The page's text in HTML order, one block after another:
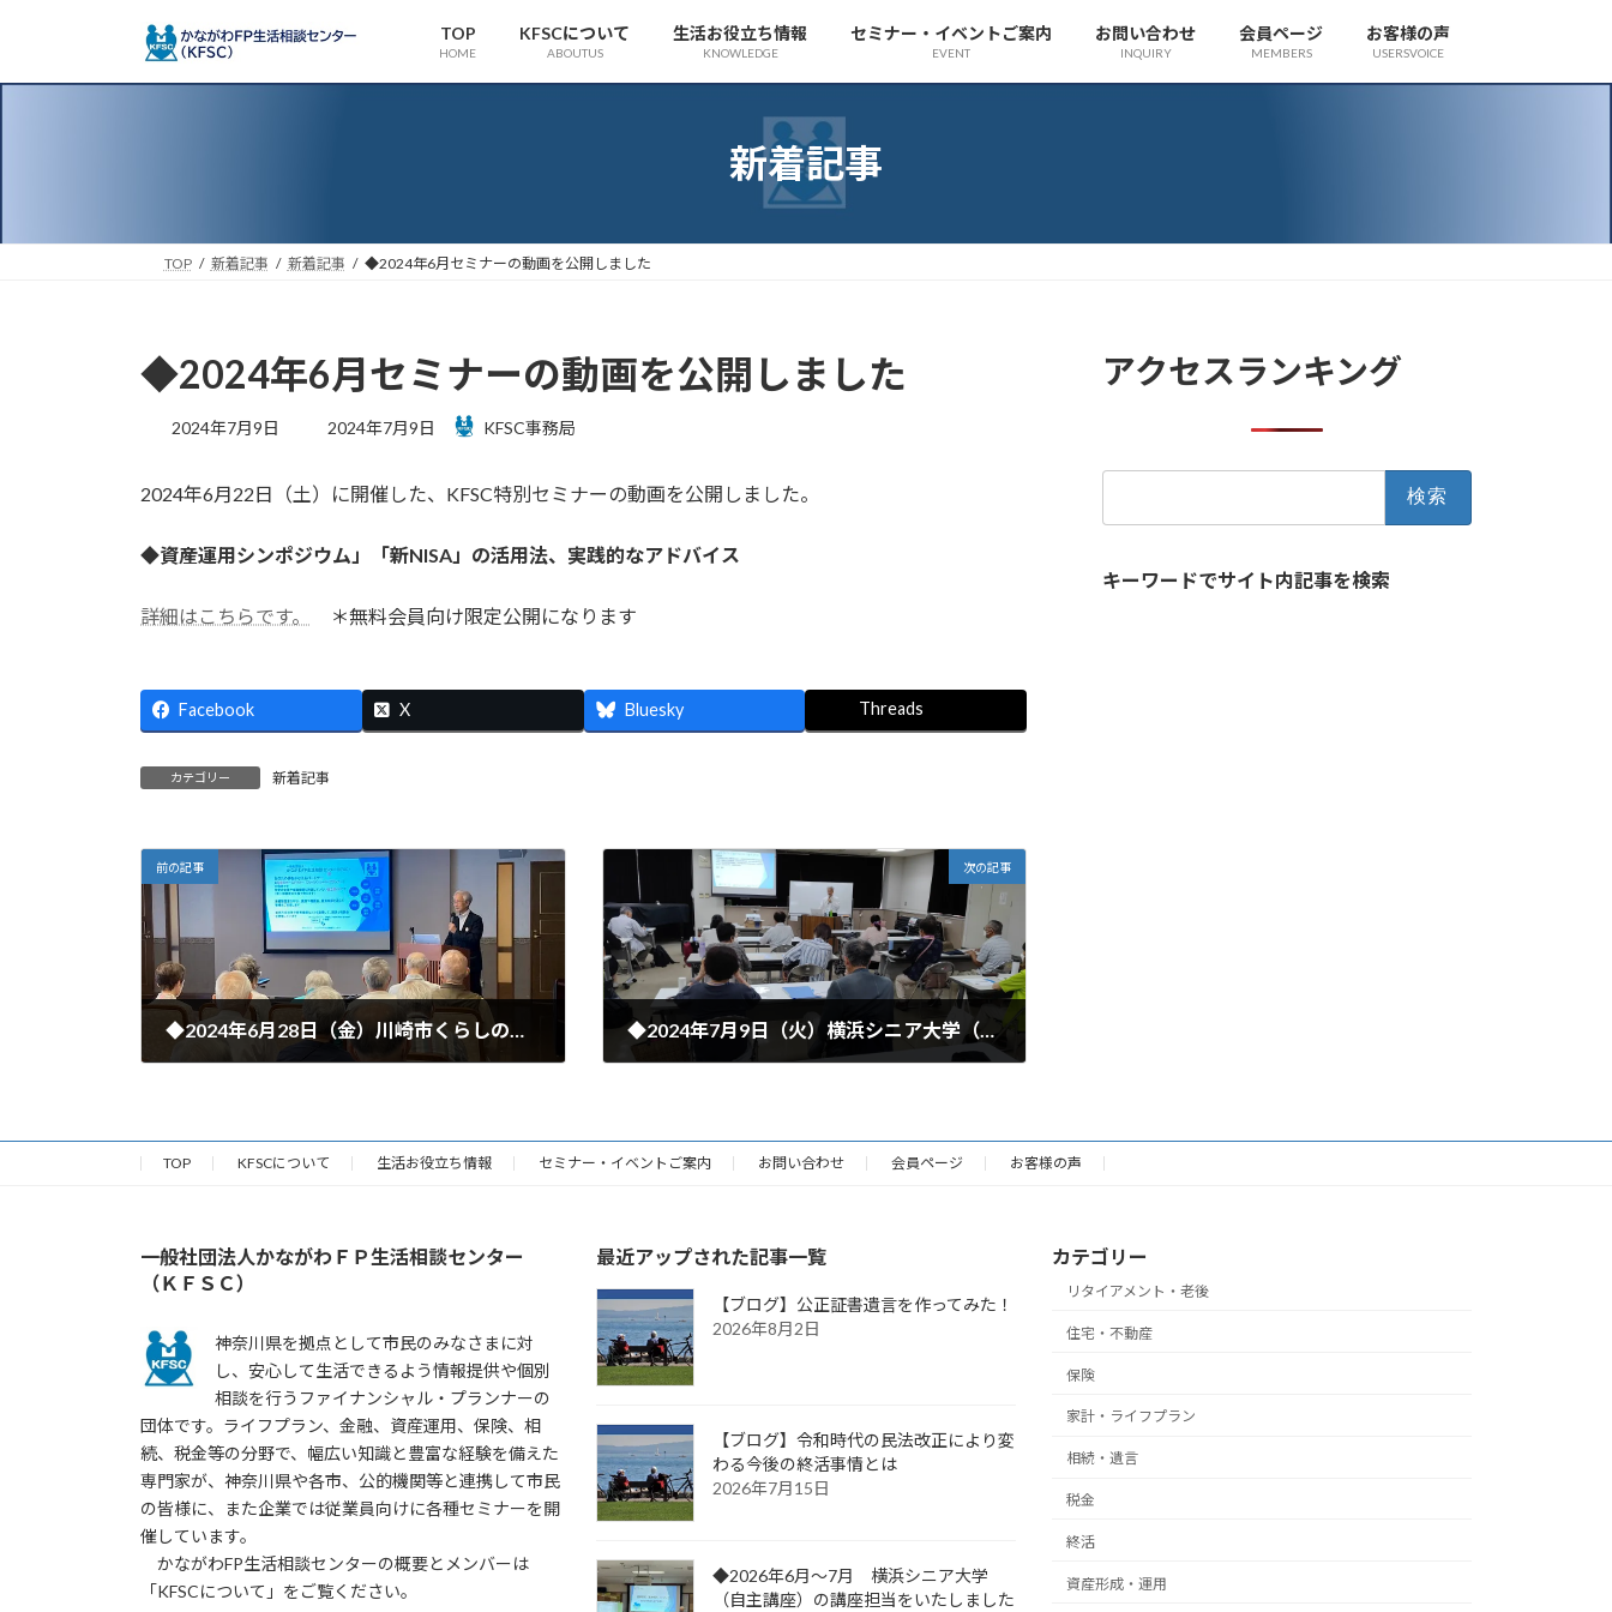
ッ
移
TOP
HOME
KFSCについて
ABOUTUS
生活お役立ち情報
KNOWLEDGE
セミナー・イベントご案内
EVENT
お問い合わせ
INQUIRY
会員ページ
MEMBERS
お客様の声
USERSVOICE
新着記事
TOP 新着記事 新着記事 ◆2024年6月セミナーの動画を公開しました
◆2024年6月セミナーの動画を公開しました
2024年7月9日
最
新
:
2024年7月9日 KFSC事務局
2024年6月22日（土）に開催した、KFSC特別セミナーの動画を公開しました。
◆資産運用シンポジウム」「新NISA」の活用法、実践的なアドバイス
詳細はこちらです。 ＊無料会員向け限定公開になります
Facebook X Bluesky Threads
カテゴリー 新着記事
前の記事
◆2024年6月28日（金）川崎市くらしのセミナーを開催しました。
次の記事
◆2024年7月9日（火）横浜シニア大学（神奈川区）セミナーを開催しました。
アクセスランキング
キーワードでサイト内記事を検索
TOP KFSCについて 生活お役立ち情報 セミナー・イベントご案内 お問い合わせ 会員ページ お客様の声
一般社団法人かながわＦＰ生活相談センター
（ＫＦＳＣ）
神奈川県を拠点として市民のみなさまに対
し、安心して生活できるよう情報提供や個別
相談を行うファイナンシャル・プランナーの
団体です。ライフプラン、金融、資産運用、保険、相
続、税金等の分野で、幅広い知識と豊富な経験を備えた
専門家が、神奈川県や各市、公的機関等と連携して市民
の皆様に、また企業では従業員向けに各種セミナーを開
催しています。
かながわFP生活相談センターの概要とメンバーは
「KFSCについて」をご覧ください。
最近アップされた記事一覧
【ブログ】公正証書遺言を作ってみた！
2026年8月2日
【ブログ】令和時代の民法改正により変
わる今後の終活事情とは
2026年7月15日
◆2026年6月～7月 横浜シニア大学
（自主講座）の講座担当をいたしました
カテゴリー
リタイアメント・老後
住宅・不動産
保険
家計・ライフプラン
相続・遺言
税金
終活
資産形成・運用